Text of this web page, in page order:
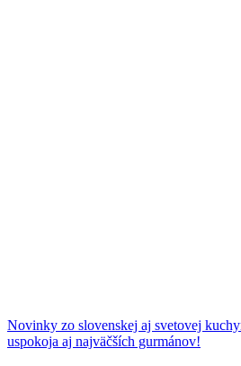
Novinky zo slovenskej aj svetovej
uspokoja aj najväčších gurmánov!